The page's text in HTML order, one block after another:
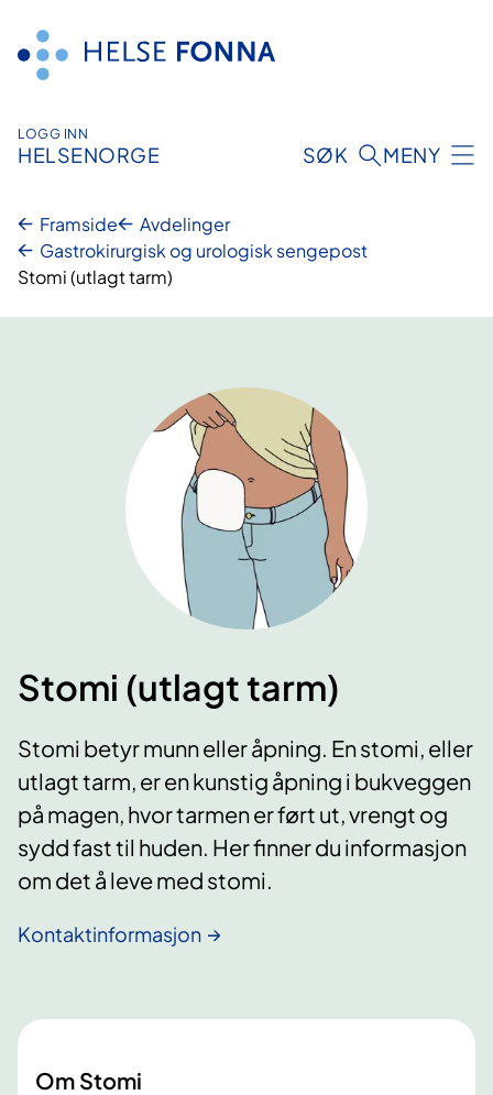
innhald
LOGG INN
HELSENORGE SØK MENY
Framside
Avdelinger
Gastrokirurgisk og urologisk sengepost
Stomi (utlagt tarm)
Stomi (utlagt tarm)
Stomi betyr munn eller åpning. En stomi, eller
utlagt tarm, er en kunstig åpning i bukveggen
på magen, hvor tarmen er ført ut, vrengt og
sydd fast til huden. Her finner du informasjon
om det å leve med stomi.
Kontaktinformasjon
Om Stomi